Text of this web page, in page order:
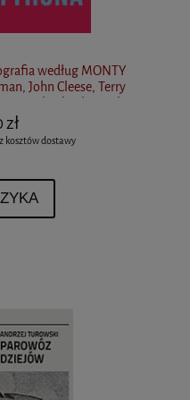
według MONTY
John Cleese, Terry
Michael Palin, Bob
kosztów dostawy